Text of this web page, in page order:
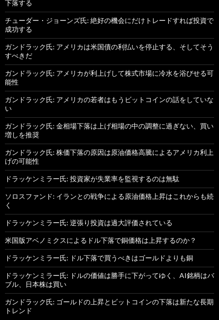
下落する
チューダー・ジョーンズ氏: 絶好の機会にだけトレードすれば投資で
成功する
ガンドラック氏: アメリカは米国債の利払いを停止する、そしてそう
すべきだ
ガンドラック氏: アメリカが利上げして株式市場に冷水を浴びせる可
能性
ガンドラック氏: アメリカの若者はもうビットコインの話をしていな
い
ガンドラック氏: 金相場下落は上げ相場の中の調整に過ぎない、買い
増しを推奨
ガンドラック氏: 株価下落の原因は原油価格高騰によるアメリカ利上
げの可能性
ドラッケンミラー氏: 投資家が失業率を監視するのは無駄
ソロスファンド: イランとの戦争による原油価格上昇はこれからも続
く
ドラッケンミラー氏: 逆張り投資は過大評価されている
米国版アベノミクスによるドル下落で銅価格は上昇するのか？
ドラッケンミラー氏: ドル下落で買うべきはゴールドよりも銅
ドラッケンミラー氏: ドルの価値は勝手に下がってゆく、AI銘柄はバ
ブル、日本株は買い
ガンドラック氏: ゴールドの上昇とビットコインの下落は新たな長期
トレンド